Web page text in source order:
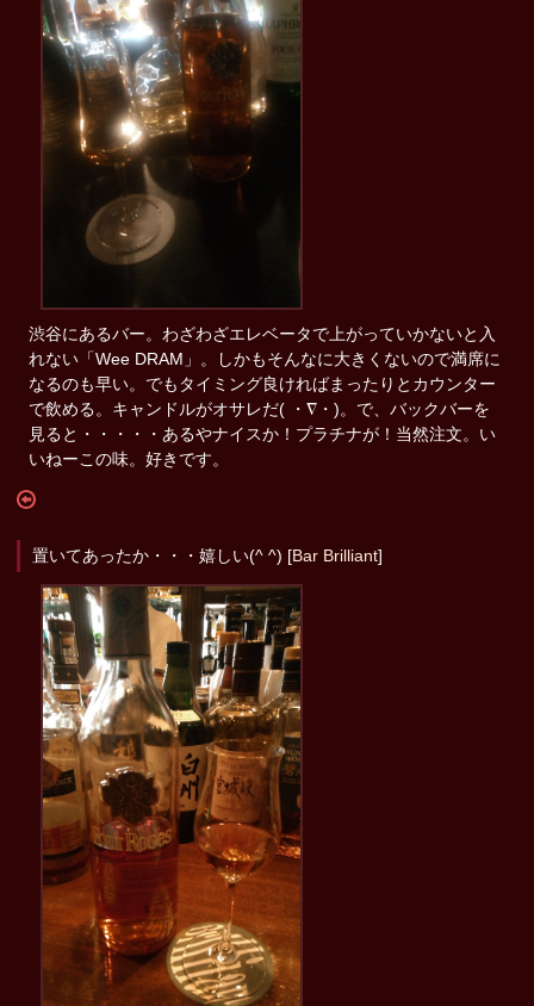
渋谷にあるバー。わざわざエレベータで上がっていかないと入
れない「Wee DRAM」。しかもそんなに大きくないので満席に
なるのも早い。でもタイミング良ければまったりとカウンター
で飲める。キャンドルがオサレだ( ・∇・)。で、バックバーを
見ると・・・・・あるやナイスか！プラチナが！当然注文。い
いねーこの味。好きです。
置いてあったか・・・嬉しい(^ ^) [Bar Brilliant]